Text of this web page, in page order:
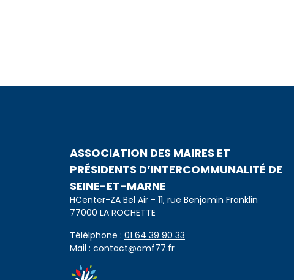
ASSOCIATION DES MAIRES ET
PRÉSIDENTS D’INTERCOMMUNALITÉ DE
SEINE-ET-MARNE
HCenter-ZA Bel Air - 11, rue Benjamin Franklin
77000 LA ROCHETTE
Télélphone : 01 64 39 90 33
Mail : contact@amf77.fr